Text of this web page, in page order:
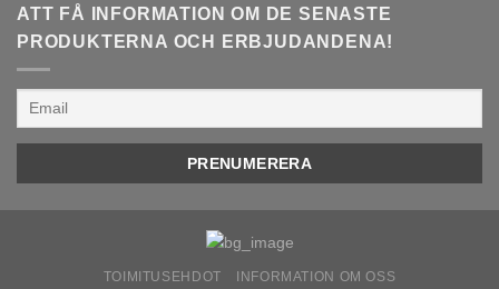
ATT FÅ INFORMATION OM DE SENASTE
PRODUKTERNA OCH ERBJUDANDENA!
TOIMITUSEHDOT INFORMATION OM OSS